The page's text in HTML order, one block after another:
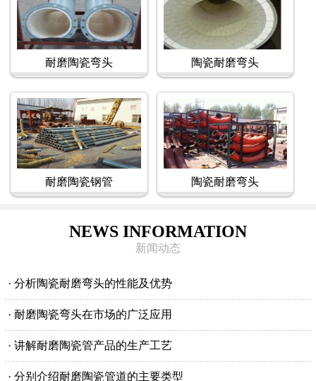
耐磨陶瓷弯头 陶瓷耐磨弯头
耐磨陶瓷钢管 陶瓷耐磨弯头
NEWS INFORMATION
新闻动态
· 分析陶瓷耐磨弯头的性能及优势
· 耐磨陶瓷弯头在市场的广泛应用
· 讲解耐磨陶瓷管产品的生产工艺
· 分别介绍耐磨陶瓷管道的主要类型